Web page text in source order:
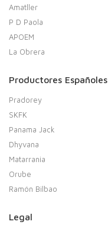
Amatller
P D Paola
APOEM
La Obrera
Productores Españoles
Pradorey
SKFK
Panama Jack
Dhyvana
Matarrania
Orube
Ramón Bilbao
Legal